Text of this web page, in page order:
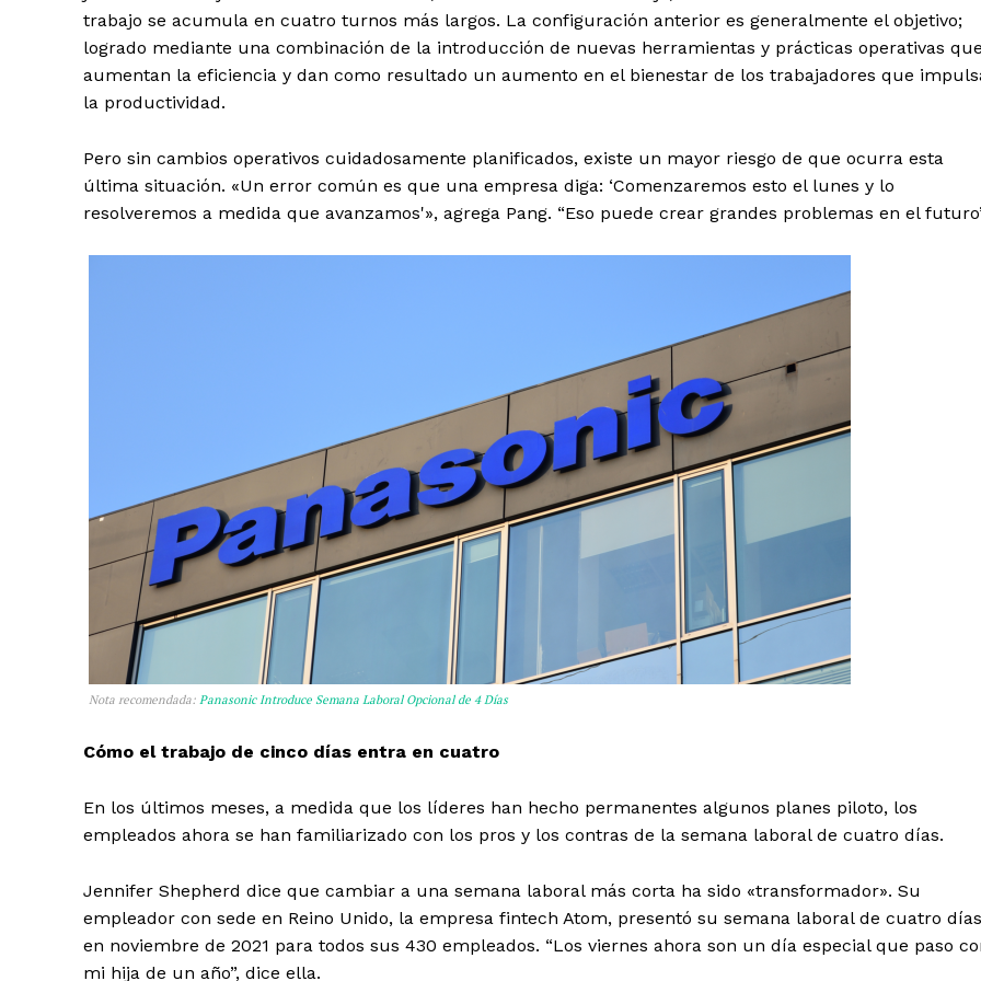
trabajo se acumula en cuatro turnos más largos. La configuración anterior es generalmente el objetivo;
logrado mediante una combinación de la introducción de nuevas herramientas y prácticas operativas que
aumentan la eficiencia y dan como resultado un aumento en el bienestar de los trabajadores que
la productividad.
Pero sin cambios operativos cuidadosamente planificados, existe un mayor riesgo de que ocurra esta
última situación. «Un error común es que una empresa diga: ‘Comenzaremos esto el lunes y lo
resolveremos a medida que avanzamos'», agrega Pang. “Eso puede crear grandes problemas en el
Nota recomendada: Panasonic Introduce Semana Laboral Opcional de 4 Días
Cómo el trabajo de cinco días entra en cuatro
En los últimos meses, a medida que los líderes han hecho permanentes algunos planes piloto, los
empleados ahora se han familiarizado con los pros y los contras de la semana laboral de cuatro días.
Jennifer Shepherd dice que cambiar a una semana laboral más corta ha sido «transformador». Su
empleador con sede en Reino Unido, la empresa fintech Atom, presentó su semana laboral de cuatro días
en noviembre de 2021 para todos sus 430 empleados. “Los viernes ahora son un día especial que paso
mi hija de un año”, dice ella.